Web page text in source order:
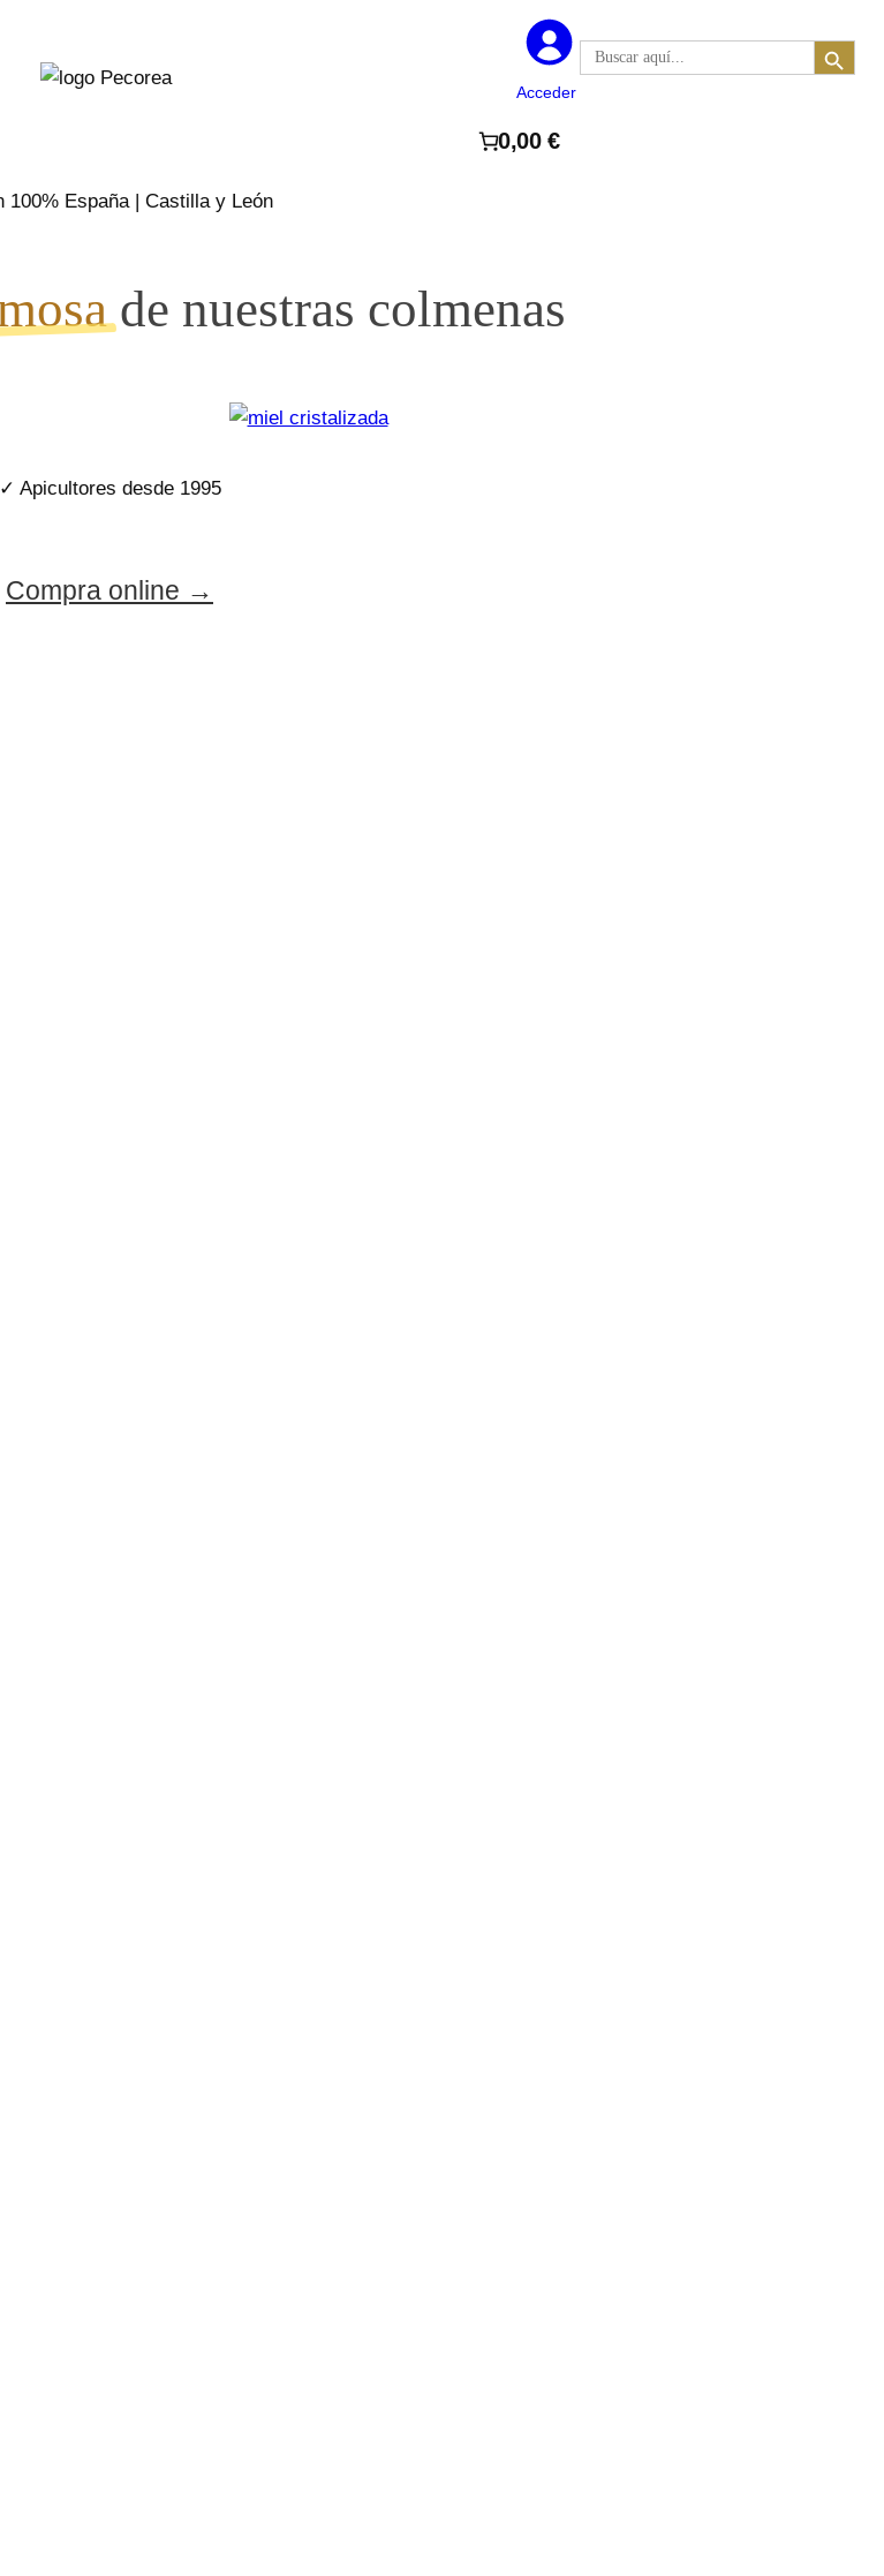
Acceder
Buscar: Botón de búsqueda
0,00 €
100% España| Castilla y León
de nuestras colmenas
✓ Apicultores desde 1995
de 500colmenas propias
✓ Extracciónen frío
✓ Producciónlimitada
sin aditivos, sin artificios
Compra online →